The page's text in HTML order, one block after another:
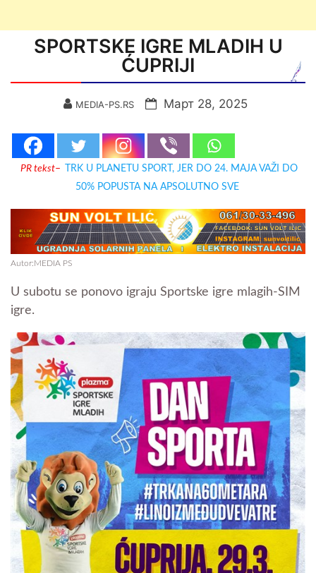
SPORTSKE IGRE MLADIH U
ĆUPRIJI
MEDIA-PS.RS Март 28, 2025
PR tekst–
TRK U PLANETU SPORT, JER DO 24. MAJA VAŽI DO
50% POPUSTA NA APSOLUTNO SVE
Autor:MEDIA PS
U subotu se ponovo igraju Sportske igre mlagih-SIM
igre.